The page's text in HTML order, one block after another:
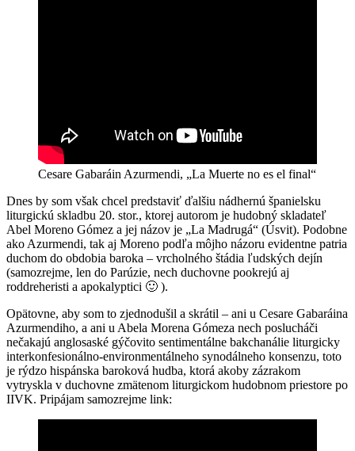
Cesare Gabaráin Azurmendi, „La Muerte no es el final“
Dnes by som však chcel predstaviť ďalšiu nádhernú španielsku
liturgickú skladbu 20. stor., ktorej autorom je hudobný skladateľ
Abel Moreno Gómez a jej názov je „La Madrugá“ (Úsvit). Podobne
ako Azurmendi, tak aj Moreno podľa môjho názoru evidentne patria
duchom do obdobia baroka – vrcholného štádia ľudských dejín
(samozrejme, len do Parúzie, nech duchovne pookrejú aj
roddreheristi a apokalyptici 🙂 ).
Opätovne, aby som to zjednodušil a skrátil – ani u Cesare Gabaráina
Azurmendiho, a ani u Abela Morena Gómeza nech poslucháči
nečakajú anglosaské gýčovito sentimentálne bakchanálie liturgicky
interkonfesionálno-environmentálneho synodálneho konsenzu, toto
je rýdzo hispánska baroková hudba, ktorá akoby zázrakom
vytryskla v duchovne zmätenom liturgickom hudobnom priestore po
IIVK. Pripájam samozrejme link: